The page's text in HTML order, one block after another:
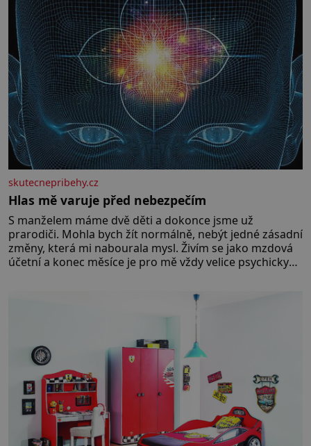
skutecnepribehy.cz
Hlas mě varuje před nebezpečím
S manželem máme dvě děti a dokonce jsme už
prarodiči. Mohla bych žít normálně, nebýt jedné zásadní
změny, která mi nabourala mysl. Živím se jako mzdová
účetní a konec měsíce je pro mě vždy velice psychicky